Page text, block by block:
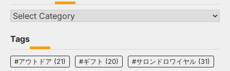
Categories
Tags
#アウトドア (21) #ギフト (20) #サロンドロワイヤル (31)